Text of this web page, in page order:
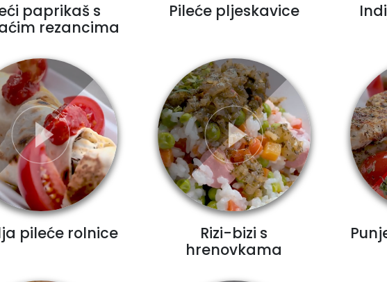
paprikaš s
rezancima
Pileće pljeskavice
pileće rolnice
Rizi-bizi s
hrenovkama